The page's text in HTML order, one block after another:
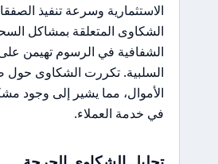
الاستثمارية وسرعة تنفيذ
الشكاوى المتعلقة بمشاكل
الشفافية في الرسوم تهيمن على
السلبية. تكررت الشكاوى
الأموال، مما يشير إلى وجود
في خدمة العملاء.